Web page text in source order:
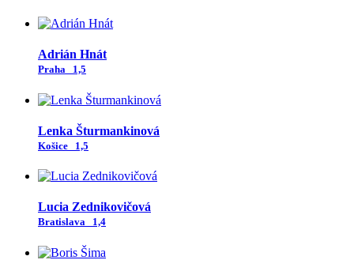
Adrián Hnát
Praha 1,5
Lenka Šturmankinová
Košice 1,5
Lucia Zednikovičová
Bratislava 1,4